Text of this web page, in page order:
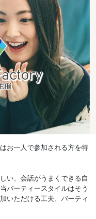
お一人で参加される方を特
い、会話がうまくできる自
パーティースタイルはそう
いただける工夫、パーティ